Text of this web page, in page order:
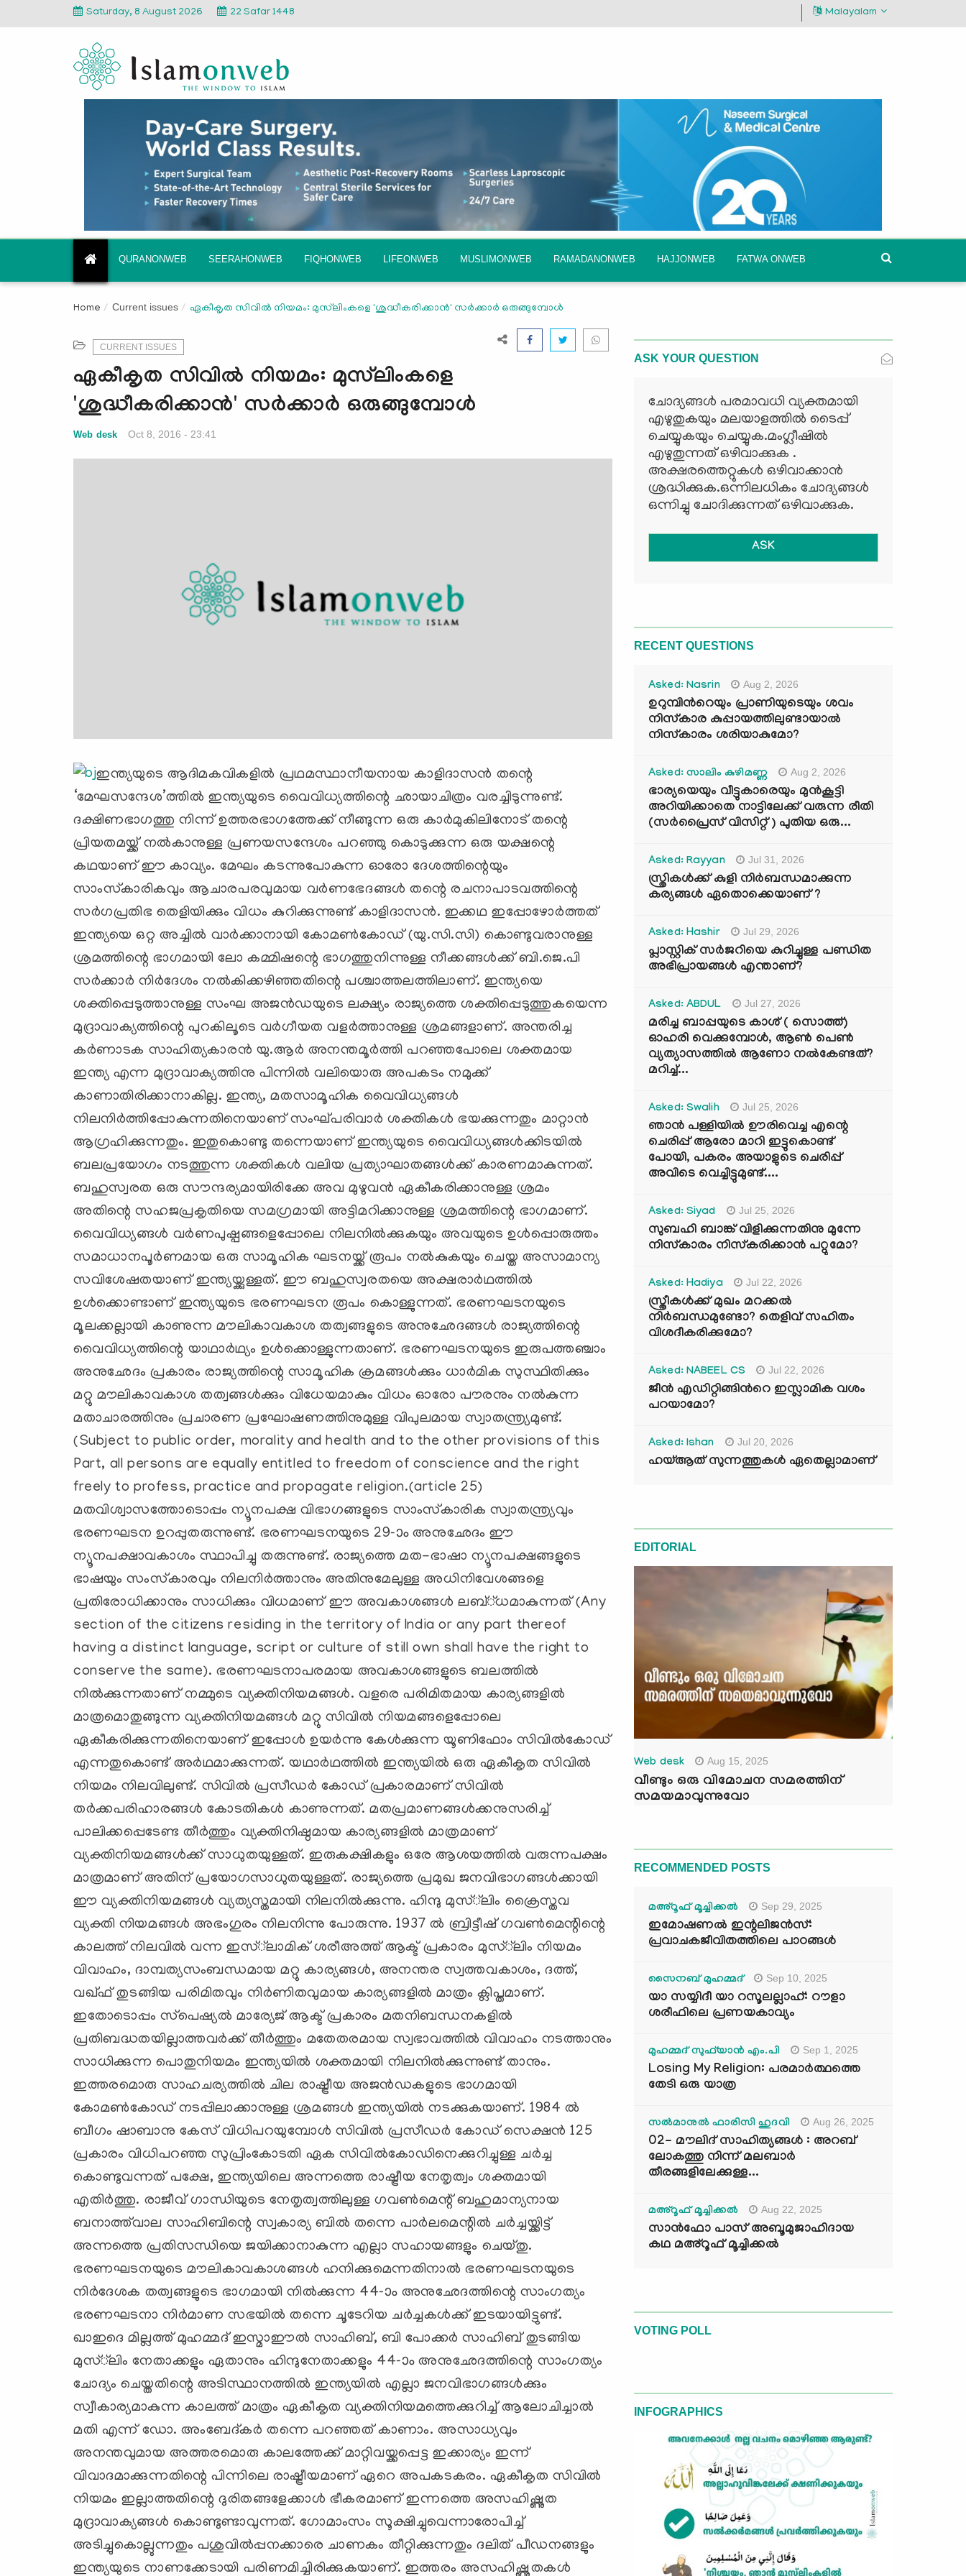
Saturday, 8 August 2026 22 Safar 1448 Malayalam
QURANONWEB SEERAHONWEB FIQHONWEB LIFEONWEB MUSLIMONWEB RAMADANONWEB HAJJONWEB FATWA ONWEB
Home Current issues ഏകീകൃത സിവില്‍ നിയമം: മുസ്‌ലിംകളെ 'ശുദ്ധീകരിക്കാന്‍' സര്‍ക്കാര്‍ ഒരുങ്ങുമ്പോള്‍
CURRENT ISSUES
ഏകീകൃത സിവില്‍ നിയമം: മുസ്‌ലിംകളെ
'ശുദ്ധീകരിക്കാന്‍' സര്‍ക്കാര്‍ ഒരുങ്ങുമ്പോള്‍
Web desk Oct 8, 2016 - 23:41
ഇന്ത്യയുടെ ആദിമകവികളില്‍ പ്രഥമസ്ഥാനീയനായ കാളിദാസന്‍ തന്റെ
‘മേഘസന്ദേശ’ത്തില്‍ ഇന്ത്യയുടെ വൈവിധ്യത്തിന്റെ ഛായാചിത്രം വരച്ചിടുന്നുണ്ട്.
ദക്ഷിണഭാഗത്തു നിന്ന് ഉത്തരഭാഗത്തേക്ക് നീങ്ങുന്ന ഒരു കാര്‍മുകിലിനോട് തന്റെ
പ്രിയതമയ്ക്ക് നല്‍കാനുള്ള പ്രണയസന്ദേശം പറഞ്ഞു കൊടുക്കുന്ന ഒരു യക്ഷന്റെ
കഥയാണ് ഈ കാവ്യം. മേഘം കടന്നുപോകുന്ന ഓരോ ദേശത്തിന്റെയും
സാംസ്‌കാരികവും ആചാരപരവുമായ വര്‍ണഭേദങ്ങള്‍ തന്റെ രചനാപാടവത്തിന്റെ
സര്‍ഗപ്രതിഭ തെളിയിക്കും വിധം കുറിക്കുന്നുണ്ട് കാളിദാസന്‍. ഇക്കഥ ഇപ്പോഴോര്‍ത്തത്
ഇന്ത്യയെ ഒറ്റ അച്ചില്‍ വാര്‍ക്കാനായി കോമണ്‍കോഡ് (യു.സി.സി) കൊണ്ടുവരാനുള്ള
ശ്രമത്തിന്റെ ഭാഗമായി ലോ കമ്മിഷന്റെ ഭാഗത്തുനിന്നുള്ള നീക്കങ്ങള്‍ക്ക് ബി.ജെ.പി
സര്‍ക്കാര്‍ നിര്‍ദേശം നല്‍കിക്കഴിഞ്ഞതിന്റെ പശ്ചാത്തലത്തിലാണ്. ഇന്ത്യയെ
ശക്തിപ്പെടുത്താനുള്ള സംഘ അജന്‍ഡയുടെ ലക്ഷ്യം രാജ്യത്തെ ശക്തിപ്പെടുത്തുകയെന്ന
മുദ്രാവാക്യത്തിന്റെ പുറകിലൂടെ വര്‍ഗീയത വളര്‍ത്താനുള്ള ശ്രമങ്ങളാണ്. അന്തരിച്ച
കര്‍ണാടക സാഹിത്യകാരന്‍ യു.ആര്‍ അനന്തമൂര്‍ത്തി പറഞ്ഞപോലെ ശക്തമായ
ഇന്ത്യ എന്ന മുദ്രാവാക്യത്തിനു പിന്നില്‍ വലിയൊരു അപകടം നമുക്ക്
കാണാതിരിക്കാനാകില്ല. ഇന്ത്യ, മതസാമൂഹിക വൈവിധ്യങ്ങള്‍
നിലനിര്‍ത്തിപ്പോകുന്നതിനെയാണ് സംഘ്പരിവാര്‍ ശക്തികള്‍ ഭയക്കുന്നതും മാറ്റാന്‍
ആഗ്രഹിക്കുന്നതും. ഇതുകൊണ്ടു തന്നെയാണ് ഇന്ത്യയുടെ വൈവിധ്യങ്ങള്‍ക്കിടയില്‍
ബലപ്രയോഗം നടത്തുന്ന ശക്തികള്‍ വലിയ പ്രത്യാഘാതങ്ങള്‍ക്ക് കാരണമാകുന്നത്.
ബഹുസ്വരത ഒരു സൗന്ദര്യമായിരിക്കേ അവ മുഴുവന്‍ ഏകീകരിക്കാനുള്ള ശ്രമം
അതിന്റെ സഹജപ്രകൃതിയെ സമഗ്രമായി അട്ടിമറിക്കാനുള്ള ശ്രമത്തിന്റെ ഭാഗമാണ്.
വൈവിധ്യങ്ങള്‍ വര്‍ണപുഷ്പങ്ങളെപ്പോലെ നിലനില്‍ക്കുകയും അവയുടെ ഉള്‍പ്പൊരുത്തം
സമാധാനപൂര്‍ണമായ ഒരു സാമൂഹിക ഘടനയ്ക്ക് രൂപം നല്‍കുകയും ചെയ്ത അസാമാന്യ
സവിശേഷതയാണ് ഇന്ത്യയ്ക്കുള്ളത്. ഈ ബഹുസ്വരതയെ അക്ഷരാര്‍ഥത്തില്‍
ഉള്‍ക്കൊണ്ടാണ് ഇന്ത്യയുടെ ഭരണഘടന രൂപം കൊള്ളുന്നത്. ഭരണഘടനയുടെ
മൂലക്കല്ലായി കാണുന്ന മൗലികാവകാശ തത്വങ്ങളുടെ അനുഛേദങ്ങള്‍ രാജ്യത്തിന്റെ
വൈവിധ്യത്തിന്റെ യാഥാര്‍ഥ്യം ഉള്‍ക്കൊള്ളുന്നതാണ്. ഭരണഘടനയുടെ ഇരുപത്തഞ്ചാം
അനുഛേദം പ്രകാരം രാജ്യത്തിന്റെ സാമൂഹിക ക്രമങ്ങള്‍ക്കും ധാര്‍മിക സുസ്ഥിതിക്കും
മറ്റു മൗലികാവകാശ തത്വങ്ങള്‍ക്കും വിധേയമാകും വിധം ഓരോ പൗരനും നല്‍കുന്ന
മതാചാരത്തിനും പ്രചാരണ പ്രഘോഷണത്തിനുമുള്ള വിപുലമായ സ്വാതന്ത്ര്യമുണ്ട്.
(Subject to public order, morality and health and to the other provisions of this
Part, all persons are equally entitled to freedom of conscience and the right
freely to profess, practice and propagate religion.(article 25)
മതവിശ്വാസത്തോടൊപ്പം ന്യൂനപക്ഷ വിഭാഗങ്ങളുടെ സാംസ്‌കാരിക സ്വാതന്ത്ര്യവും
ഭരണഘടന ഉറപ്പുതരുന്നുണ്ട്. ഭരണഘടനയുടെ 29-ാം അനുഛേദം ഈ
ന്യൂനപക്ഷാവകാശം സ്ഥാപിച്ചു തരുന്നുണ്ട്. രാജ്യത്തെ മത-ഭാഷാ ന്യൂനപക്ഷങ്ങളുടെ
ഭാഷയും സംസ്‌കാരവും നിലനിര്‍ത്താനും അതിനുമേലുള്ള അധിനിവേശങ്ങളെ
പ്രതിരോധിക്കാനും സാധിക്കും വിധമാണ് ഈ അവകാശങ്ങള്‍ ലബ്്ധമാകുന്നത് (Any
section of the citizens residing in the territory of India or any part thereof
having a distinct language, script or culture of still own shall have the right to
conserve the same). ഭരണഘടനാപരമായ അവകാശങ്ങളുടെ ബലത്തില്‍
നില്‍ക്കുന്നതാണ് നമ്മുടെ വ്യക്തിനിയമങ്ങള്‍. വളരെ പരിമിതമായ കാര്യങ്ങളില്‍
മാത്രമൊതുങ്ങുന്ന വ്യക്തിനിയമങ്ങള്‍ മറ്റു സിവില്‍ നിയമങ്ങളെപ്പോലെ
ഏകീകരിക്കുന്നതിനെയാണ് ഇപ്പോള്‍ ഉയര്‍ന്നു കേള്‍ക്കുന്ന യൂണിഫോം സിവില്‍കോഡ്
എന്നതുകൊണ്ട് അര്‍ഥമാക്കുന്നത്. യഥാര്‍ഥത്തില്‍ ഇന്ത്യയില്‍ ഒരു ഏകീകൃത സിവില്‍
നിയമം നിലവിലുണ്ട്. സിവില്‍ പ്രസീഡര്‍ കോഡ് പ്രകാരമാണ് സിവില്‍
തര്‍ക്കപരിഹാരങ്ങള്‍ കോടതികള്‍ കാണുന്നത്. മതപ്രമാണങ്ങള്‍ക്കനുസരിച്ച്
പാലിക്കപ്പെടേണ്ട തീര്‍ത്തും വ്യക്തിനിഷ്ഠമായ കാര്യങ്ങളില്‍ മാത്രമാണ്
വ്യക്തിനിയമങ്ങള്‍ക്ക് സാധുതയുള്ളത്. ഇരുകക്ഷികളും ഒരേ ആശയത്തില്‍ വരുന്നപക്ഷം
മാത്രമാണ് അതിന് പ്രയോഗസാധുതയുള്ളത്. രാജ്യത്തെ പ്രമുഖ ജനവിഭാഗങ്ങള്‍ക്കായി
ഈ വ്യക്തിനിയമങ്ങള്‍ വ്യത്യസ്തമായി നിലനില്‍ക്കുന്നു. ഹിന്ദു മുസ്്‌ലിം ക്രൈസ്തവ
വ്യക്തി നിയമങ്ങള്‍ അഭംഗുരം നിലനിന്നു പോരുന്നു. 1937 ല്‍ ബ്രിട്ടീഷ് ഗവണ്‍മെന്റിന്റെ
കാലത്ത് നിലവില്‍ വന്ന ഇസ്്‌ലാമിക് ശരീഅത്ത് ആക്ട് പ്രകാരം മുസ്്‌ലിം നിയമം
വിവാഹം, ദാമ്പത്യസംബന്ധമായ മറ്റു കാര്യങ്ങള്‍, അനന്തര സ്വത്തവകാശം, ദത്ത്,
വഖ്ഫ് തുടങ്ങിയ പരിമിതവും നിര്‍ണിതവുമായ കാര്യങ്ങളില്‍ മാത്രം ക്ലിപ്തമാണ്.
ഇതോടൊപ്പം സ്‌പെഷ്യല്‍ മാര്യേജ് ആക്ട് പ്രകാരം മതനിബന്ധനകളില്‍
പ്രതിബദ്ധതയില്ലാത്തവര്‍ക്ക് തീര്‍ത്തും മതേതരമായ സ്വഭാവത്തില്‍ വിവാഹം നടത്താനും
സാധിക്കുന്ന പൊതുനിയമം ഇന്ത്യയില്‍ ശക്തമായി നിലനില്‍ക്കുന്നുണ്ട് താനും.
ഇത്തരമൊരു സാഹചര്യത്തില്‍ ചില രാഷ്ട്രീയ അജന്‍ഡകളുടെ ഭാഗമായി
കോമണ്‍കോഡ് നടപ്പിലാക്കാനുള്ള ശ്രമങ്ങള്‍ ഇന്ത്യയില്‍ നടക്കുകയാണ്. 1984 ല്‍
ബീഗം ഷാബാനു കേസ് വിധിപറയുമ്പോള്‍ സിവില്‍ പ്രസീഡര്‍ കോഡ് സെക്ഷന്‍ 125
പ്രകാരം വിധിപറഞ്ഞ സുപ്രിംകോടതി ഏക സിവില്‍കോഡിനെക്കുറിച്ചുള്ള ചര്‍ച്ച
കൊണ്ടുവന്നത് പക്ഷേ, ഇന്ത്യയിലെ അന്നത്തെ രാഷ്ട്രീയ നേതൃത്വം ശക്തമായി
എതിര്‍ത്തു. രാജീവ് ഗാന്ധിയുടെ നേതൃത്വത്തിലുള്ള ഗവണ്‍മെന്റ് ബഹുമാന്യനായ
ബനാത്ത്‌വാല സാഹിബിന്റെ സ്വകാര്യ ബില്‍ തന്നെ പാര്‍ലമെന്റില്‍ ചര്‍ച്ചയ്ക്കിട്ട്
അന്നത്തെ പ്രതിസന്ധിയെ ജയിക്കാനാകുന്ന എല്ലാ സഹായങ്ങളും ചെയ്തു.
ഭരണഘടനയുടെ മൗലികാവകാശങ്ങള്‍ ഹനിക്കുമെന്നതിനാല്‍ ഭരണഘടനയുടെ
നിര്‍ദേശക തത്വങ്ങളുടെ ഭാഗമായി നില്‍ക്കുന്ന 44-ാം അനുഛേദത്തിന്റെ സാംഗത്യം
ഭരണഘടനാ നിര്‍മാണ സഭയില്‍ തന്നെ ചൂടേറിയ ചര്‍ച്ചകള്‍ക്ക് ഇടയായിട്ടുണ്ട്.
ഖാഇദെ മില്ലത്ത് മുഹമ്മദ് ഇസ്മാഈല്‍ സാഹിബ്, ബി പോക്കര്‍ സാഹിബ് തുടങ്ങിയ
മുസ്്‌ലിം നേതാക്കളും ഏതാനും ഹിന്ദുനേതാക്കളും 44-ാം അനുഛേദത്തിന്റെ സാംഗത്യം
ചോദ്യം ചെയ്തതിന്റെ അടിസ്ഥാനത്തില്‍ ഇന്ത്യയില്‍ എല്ലാ ജനവിഭാഗങ്ങള്‍ക്കും
സ്വീകാര്യമാകുന്ന കാലത്ത് മാത്രം ഏകീകൃത വ്യക്തിനിയമത്തെക്കുറിച്ച് ആലോചിച്ചാല്‍
മതി എന്ന് ഡോ. അംബേദ്കര്‍ തന്നെ പറഞ്ഞത് കാണാം. അസാധ്യവും
അനന്തവുമായ അത്തരമൊരു കാലത്തേക്ക് മാറ്റിവയ്ക്കപ്പെട്ട ഇക്കാര്യം ഇന്ന്
വിവാദമാക്കുന്നതിന്റെ പിന്നിലെ രാഷ്ട്രീയമാണ് ഏറെ അപകടകരം. ഏകീകൃത സിവില്‍
നിയമം ഇല്ലാത്തതിന്റെ ദുരിതങ്ങളേക്കാള്‍ ഭീകരമാണ് ഇന്നത്തെ അസഹിഷ്ണുത
മുദ്രാവാക്യങ്ങള്‍ കൊണ്ടുണ്ടാവുന്നത്. ഗോമാംസം സൂക്ഷിച്ചുവെന്നാരോപിച്ച്
അടിച്ചുകൊല്ലുന്നതും പശുവില്‍പ്പനക്കാരെ ചാണകം തീറ്റിക്കുന്നതും ദലിത് പീഡനങ്ങളും
ഇന്ത്യയുടെ നാണക്കേടായി പരിണമിച്ചിരിക്കുകയാണ്. ഇത്തരം അസഹിഷ്ണുതകള്‍
ASK YOUR QUESTION
ചോദ്യങ്ങള്‍ പരമാവധി വ്യക്തമായി
എഴുതുകയും മലയാളത്തില്‍ ടൈപ്പ്
ചെയ്യുകയും ചെയ്യുക.മംഗ്ലീഷില്‍
എഴുതുന്നത് ഒഴിവാക്കുക .
അക്ഷരത്തെറ്റുകള്‍ ഒഴിവാക്കാന്‍
ശ്രദ്ധിക്കുക.ഒന്നിലധികം ചോദ്യങ്ങള്‍
ഒന്നിച്ചു ചോദിക്കുന്നത് ഒഴിവാക്കുക.
ASK
RECENT QUESTIONS
Asked: Nasrin Aug 2, 2026
ഉറുമ്പിന്‍റെയും പ്രാണിയുടെയും ശവം
നിസ്കാര കുപ്പായത്തിലുണ്ടായാൽ
നിസ്കാരം ശരിയാകുമോ?
Asked: സാലിം കുഴിമണ്ണ Aug 2, 2026
ഭാര്യയെയും വീട്ടുകാരെയും മുൻകൂട്ടി
അറിയിക്കാതെ നാട്ടിലേക്ക് വരുന്ന രീതി
(സർപ്രൈസ് വിസിറ്റ് ) പുതിയ ഒരു...
Asked: Rayyan Jul 31, 2026
സ്ത്രികൾക്ക് കുളി നിർബന്ധമാക്കുന്ന
കര്യങ്ങൾ ഏതൊക്കെയാണ് ?
Asked: Hashir Jul 29, 2026
പ്ലാസ്റ്റിക് സർജറിയെ കുറിച്ചുള്ള പണ്ഡിത
അഭിപ്രായങ്ങൾ എന്താണ്?
Asked: ABDUL Jul 27, 2026
മരിച്ച ബാപ്പയുടെ കാശ് ( സൊത്ത്)
ഓഹരി വെക്കുമ്പോൾ, ആണ്‍ പെണ്‍
വ്യത്യാസത്തില്‍ ആണോ നല്‍കേണ്ടത്?
മറിച്ച്...
Asked: Swalih Jul 25, 2026
ഞാൻ പള്ളിയിൽ ഊരിവെച്ച എന്റെ
ചെരിപ്പ് ആരോ മാറി ഇട്ടുകൊണ്ട്
പോയി, പകരം അയാളുടെ ചെരിപ്പ്
അവിടെ വെച്ചിട്ടുമുണ്ട്....
Asked: Siyad Jul 25, 2026
സുബഹി ബാങ്ക് വിളിക്കുന്നതിനു മുന്നേ
നിസ്കാരം നിസ്കരിക്കാൻ പറ്റുമോ?
Asked: Hadiya Jul 22, 2026
സ്ത്രീകൾക്ക് മുഖം മറക്കൽ
നിർബന്ധമുണ്ടോ? തെളിവ് സഹിതം
വിശദീകരിക്കുമോ?
Asked: NABEEL CS Jul 22, 2026
ജീൻ എഡിറ്റിങ്ങിന്‍റെ ഇസ്ലാമിക വശം
പറയാമോ?
Asked: Ishan Jul 20, 2026
ഹയ്ആത് സുന്നത്തുകൾ ഏതെല്ലാമാണ്
EDITORIAL
Web desk Aug 15, 2025
വീണ്ടും ഒരു വിമോചന സമരത്തിന്
സമയമാവുന്നുവോ
RECOMMENDED POSTS
മഅ്റൂഫ് മൂച്ചിക്കല്‍ Sep 29, 2025
ഇമോഷണൽ ഇന്റലിജൻസ്:
പ്രവാചകജീവിതത്തിലെ പാഠങ്ങൾ
സൈനബ് മുഹമ്മദ് Sep 10, 2025
യാ സയ്യിദീ യാ റസൂലല്ലാഹ്: റൗളാ
ശരീഫിലെ പ്രണയകാവ്യം
മുഹമ്മദ് സുഫ്‌യാൻ എം.പി Sep 1, 2025
Losing My Religion: പരമാർത്ഥത്തെ
തേടി ഒരു യാത്ര
സൽമാനുൽ ഫാരിസി ഹുദവി Aug 26, 2025
02- മൗലിദ് സാഹിത്യങ്ങൾ : അറബ്
ലോകത്തു നിന്ന് മലബാർ
തീരങ്ങളിലേക്കുള്ള...
മഅ്റൂഫ് മൂച്ചിക്കല്‍ Aug 22, 2025
സാൻഫോ പാസ് അബൂമുജാഹിദായ
കഥ മഅ്റൂഫ് മൂച്ചിക്കല്‍
VOTING POLL
INFOGRAPHICS